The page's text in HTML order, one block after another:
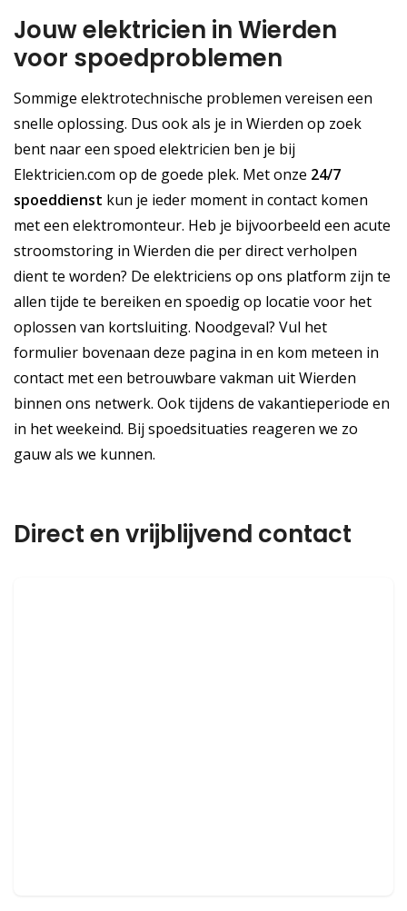
Jouw elektricien in Wierden
voor spoedproblemen
Sommige elektrotechnische problemen vereisen een
snelle oplossing. Dus ook als je in Wierden op zoek
bent naar een spoed elektricien ben je bij
Elektricien.com op de goede plek. Met onze 24/7
spoeddienst kun je ieder moment in contact komen
met een elektromonteur. Heb je bijvoorbeeld een acute
stroomstoring in Wierden die per direct verholpen
dient te worden? De elektriciens op ons platform zijn te
allen tijde te bereiken en spoedig op locatie voor het
oplossen van kortsluiting. Noodgeval? Vul het
formulier bovenaan deze pagina in en kom meteen in
contact met een betrouwbare vakman uit Wierden
binnen ons netwerk. Ook tijdens de vakantieperiode en
in het weekeind. Bij spoedsituaties reageren we zo
gauw als we kunnen.
Direct en vrijblijvend contact